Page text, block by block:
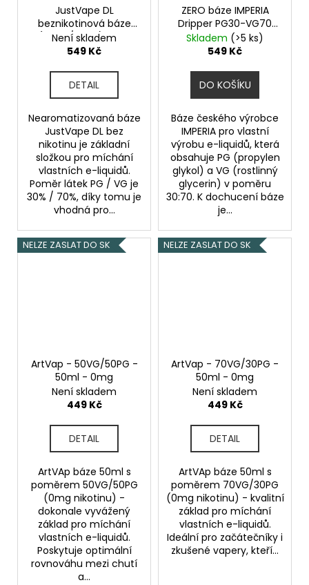
JustVape DL
beznikotinová báze
(70VG/30PG) 50ml
objem 50ml tabáková
Není skladem
549 Kč
DETAIL
Nearomatizovaná báze
JustVape DL bez
nikotinu je základní
složkou pro míchání
vlastních e-liquidů.
Poměr látek PG / VG je
30% / 70%, díky tomu je
vhodná pro...
ZERO báze IMPERIA
Dripper PG30-VG70
50ml-0mg
Skladem (>5 ks)
549 Kč
DO KOŠÍKU
Báze českého výrobce
IMPERIA pro vlastní
výrobu e-liquidů, která
obsahuje PG (propylen
glykol) a VG (rostlinný
glycerin) v poměru
30:70. K dochucení báze
je...
NELZE ZASLAT DO SK
ArtVap - 50VG/50PG -
50ml - 0mg
Není skladem
449 Kč
DETAIL
ArtVAp báze 50ml s
poměrem 50VG/50PG
(0mg nikotinu) -
dokonale vyvážený
základ pro míchání
vlastních e-liquidů.
Poskytuje optimální
rovnováhu mezi chutí
a...
NELZE ZASLAT DO SK
ArtVap - 70VG/30PG -
50ml - 0mg
Není skladem
449 Kč
DETAIL
ArtVAp báze 50ml s
poměrem 70VG/30PG
(0mg nikotinu) - kvalitní
základ pro míchání
vlastních e-liquidů.
Ideální pro začátečníky i
zkušené vapery, kteří...